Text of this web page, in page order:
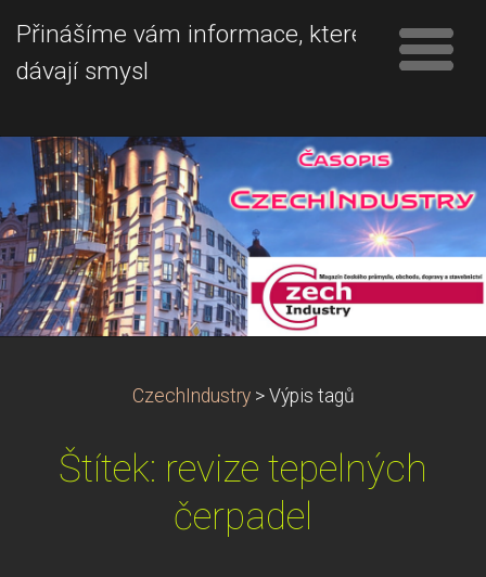
Přinášíme vám informace, které
dávají smysl
CzechIndustry > Výpis tagů
Štítek: revize tepelných
čerpadel